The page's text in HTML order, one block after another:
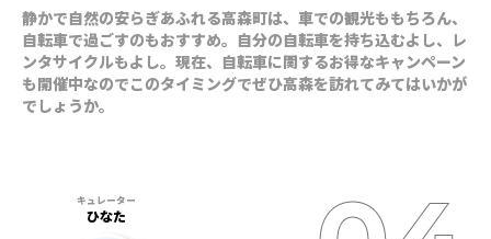
静かで自然の安らぎあふれる高森町は、車での観光ももちろん、
自転車で過ごすのもおすすめ。自分の自転車を持ち込むよし、レ
ンタサイクルもよし。現在、自転車に関するお得なキャンペーン
も開催中なのでこのタイミングでぜひ高森を訪れてみてはいかが
でしょうか。
ひなた